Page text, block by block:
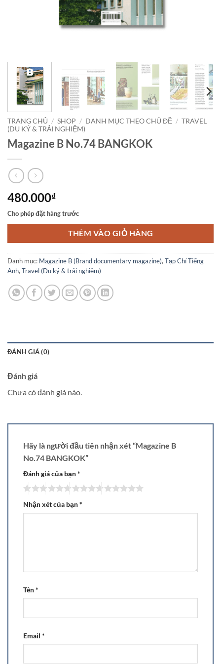
TRANG CHỦ / SHOP / DANH MỤC THEO CHỦ ĐỀ / TRAVEL
(DU KÝ & TRẢI NGHIỆM)
Magazine B No.74 BANGKOK
480.000₫
Cho phép đặt hàng trước
THÊM VÀO GIỎ HÀNG
Danh mục: Magazine B (Brand documentary magazine),Tạp Chí Tiếng
Anh,Travel (Du ký & trải nghiệm)
ĐÁNH GIÁ (0)
Đánh giá
Chưa có đánh giá nào.
Hãy là người đầu tiên nhận xét “Magazine B
No.74 BANGKOK”
Đánh giá của bạn*
Nhận xét của bạn*
Tên*
Email *